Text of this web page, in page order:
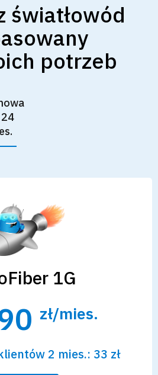
światłowód
potrzeb
1G
zł/mies.
2 mies.: 33 zł